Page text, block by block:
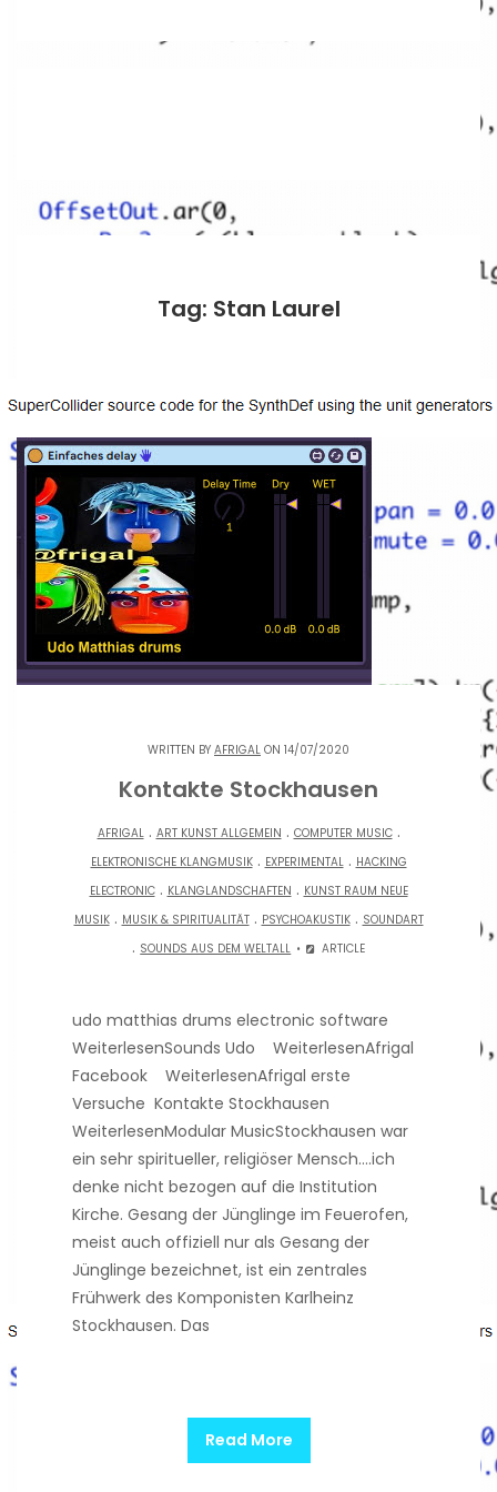
Tag: Stan Laurel
WRITTEN BY AFRIGAL ON 14/07/2020
Kontakte Stockhausen
AFRIGAL. ART KUNST ALLGEMEIN . COMPUTER MUSIC.
ELEKTRONISCHE KLANGMUSIK. EXPERIMENTAL. HACKING
ELECTRONIC. KLANGLANDSCHAFTEN . KUNST RAUM NEUE
MUSIK. MUSIK & SPIRITUALITÄT. PSYCHOAKUSTIK. SOUNDART
. SOUNDS AUS DEM WELTALL ARTICLE
udo matthias drums electronic software
WeiterlesenSounds Udo WeiterlesenAfrigal
Facebook WeiterlesenAfrigal erste
Versuche Kontakte Stockhausen
WeiterlesenModular MusicStockhausen war
ein sehr spiritueller, religiöser Mensch….ich
denke nicht bezogen auf die Institution
Kirche. Gesang der Jünglinge im Feuerofen,
meist auch offiziell nur als Gesang der
Jünglinge bezeichnet, ist ein zentrales
Frühwerk des Komponisten Karlheinz
Stockhausen. Das
Read More